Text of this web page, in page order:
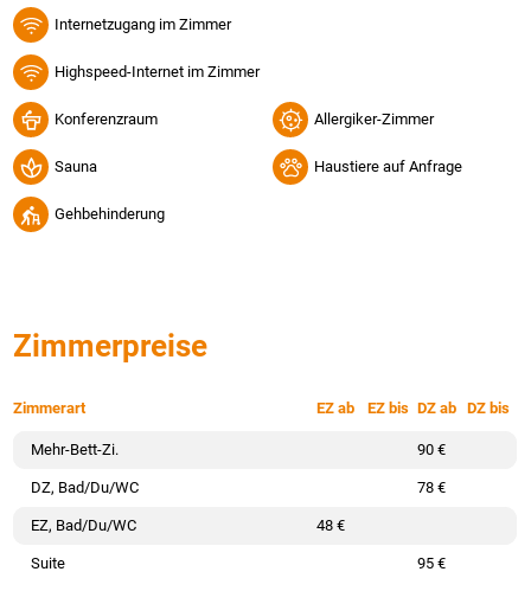
Internetzugang im Zimmer
Highspeed-Internet im Zimmer
Konferenzraum Allergiker-Zimmer
Sauna Haustiere auf Anfrage
Gehbehinderung
Zimmerpreise
Zimmerart EZ ab EZ bis DZ ab DZ bis
Mehr-Bett-Zi. 90 €
DZ, Bad/Du/WC 78 €
EZ, Bad/Du/WC 48 €
Suite 95 €